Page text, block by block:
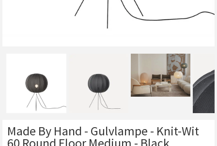
Made By Hand - Gulvlampe - Knit-Wit
60 Round Floor Medium - Black